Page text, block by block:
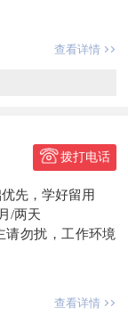
查看详情
拨打电话
先，学好留用
/两天
请勿扰，工作环境
查看详情